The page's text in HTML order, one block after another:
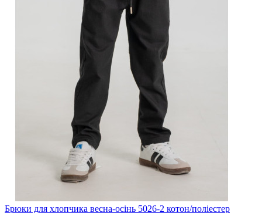
Брюки для хлопчика весна-осінь 5026-2 котон/поліестер